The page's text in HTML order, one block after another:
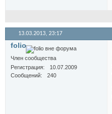
13.03.2013, 23:17
folio
Член сообщества
Регистрация
10.07.2009
Сообщений
240